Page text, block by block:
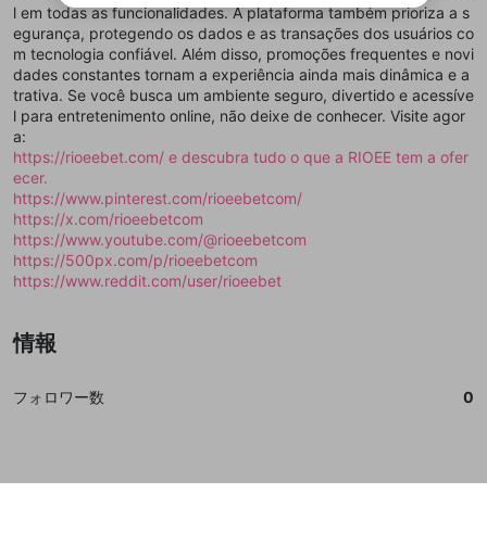
l em todas as funcionalidades. A plataforma também prioriza a s
egurança, protegendo os dados e as transações dos usuários co
m tecnologia confiável. Além disso, promoções frequentes e novi
dades constantes tornam a experiência ainda mais dinâmica e a
trativa. Se você busca um ambiente seguro, divertido e acessíve
l para entretenimento online, não deixe de conhecer. Visite agor
a:
https://rioeebet.com/ e descubra tudo o que a RIOEE tem a ofer
ecer.
https://www.pinterest.com/rioeebetcom/
https://x.com/rioeebetcom
https://www.youtube.com/@rioeebetcom
https://500px.com/p/rioeebetcom
https://www.reddit.com/user/rioeebet
情報
フォロワー数 0
ファンレターを作成
ることができます。
動画プレイリストを選択
閉じる
mellow-fanの利用規約・プライバシーポリシー・外部
サービスとのID連携に関する同意事項に同意頂いた上
で、次にお進みください
アカウント作成
mellow-fanからのお得な情報をメールで受
mellow-fanの利用規約・プライバシーポリシー・外部
サービスとのID連携に関する同意事項に同意頂いた上
で、次にお進みください
登録
あとで登録
出会いを誘導する行為
ねずみ講やマルチ商法
誤解を招く配信設定
改造版・海賊版ソフトの配信
政治的・宗教的・人種的な内容
その他の問題
送信
閉じる
します。
外部サービスとのID連携に関する同意事項
Discordとは？ Discordに参加する